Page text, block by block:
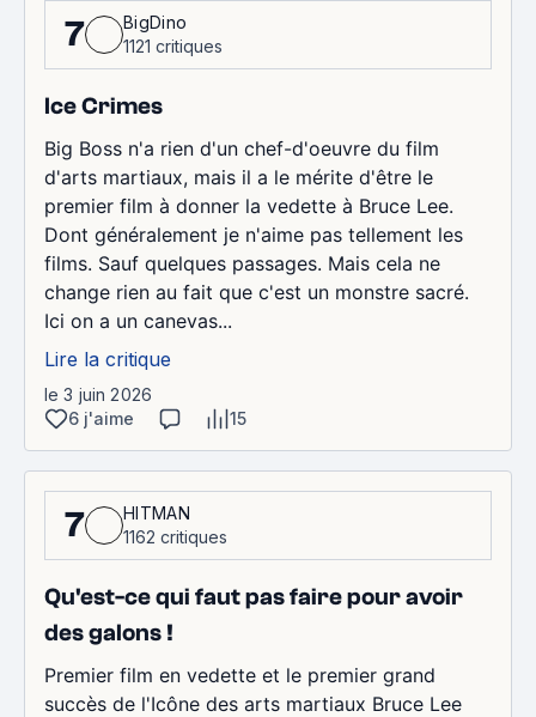
7
BigDino
1121 critiques
Ice Crimes
Big Boss n'a rien d'un chef-d'oeuvre du film
d'arts martiaux, mais il a le mérite d'être le
premier film à donner la vedette à Bruce Lee.
Dont généralement je n'aime pas tellement les
films. Sauf quelques passages. Mais cela ne
change rien au fait que c'est un monstre sacré.
Ici on a un canevas...
Lire la critique
le 3 juin 2026
6 j'aime
15
7
HITMAN
1162 critiques
Qu'est-ce qui faut pas faire pour avoir
des galons !
Premier film en vedette et le premier grand
succès de l'Icône des arts martiaux Bruce Lee